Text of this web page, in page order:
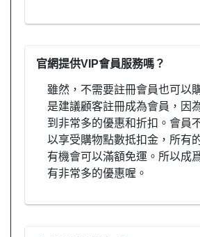
官網提供VIP會員服務嗎？
雖然，不需要註冊會員也可以
是建議顧客註冊成為會員，因
到非常多的優惠和折扣。會員
以享受購物點數抵扣金，所有
有機會可以滿額免運。所以成
有非常多的優惠喔。